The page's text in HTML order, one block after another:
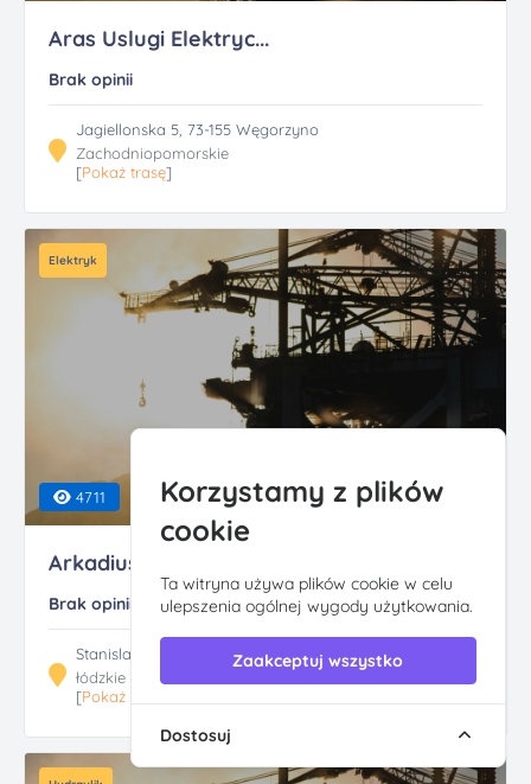
Aras Uslugi Elektryc...
Brak opinii
Jagiellonska 5, 73-155 Węgorzyno
Zachodniopomorskie
[Pokaż trasę]
Elektryk
4711
Arkadiusz Grobelny u...
Brak opinii
Stanislawa Wigury 13, 90-302 Łódź
łódzkie
[Pokaż trasę
Korzystamy z plików
cookie
Ta witryna używa plików cookie w celu
ulepszenia ogólnej wygody użytkowania.
Zaakceptuj wszystko
Dostosuj